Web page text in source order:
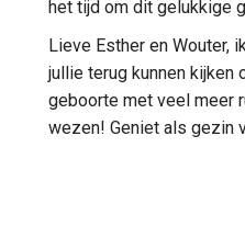
het tijd om dit gelukkige
Lieve Esther en Wouter,
jullie terug kunnen kijken
geboorte met veel meer
wezen! Geniet als gezin